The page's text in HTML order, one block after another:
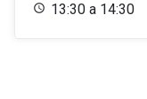
13:30 a 14:30